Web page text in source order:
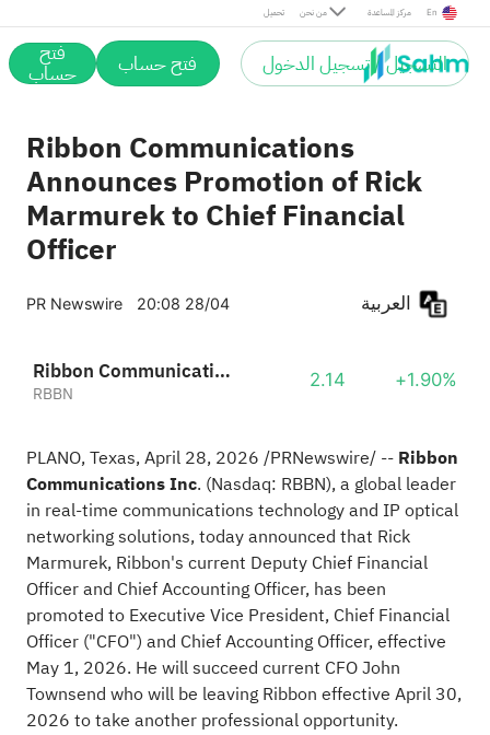
تحميل من نحن مركز المساعدة En
التسجيل / تسجيل الدخول فتح حساب فتح
حساب
Ribbon Communications
Announces Promotion of Rick
Marmurek to Chief Financial
Officer
PR Newswire 20:08 28/04
Ribbon Communications, Inc.
RBBN
2.14 +1.90%
PLANO, Texas, April 28, 2026 /PRNewswire/ -- Ribbon
Communications Inc. (Nasdaq: RBBN), a global leader
in real-time communications technology and IP optical
networking solutions, today announced that Rick
Marmurek, Ribbon's current Deputy Chief Financial
Officer and Chief Accounting Officer, has been
promoted to Executive Vice President, Chief Financial
Officer ("CFO") and Chief Accounting Officer, effective
May 1, 2026. He will succeed current CFO John
Townsend who will be leaving Ribbon effective April 30,
2026 to take another professional opportunity.